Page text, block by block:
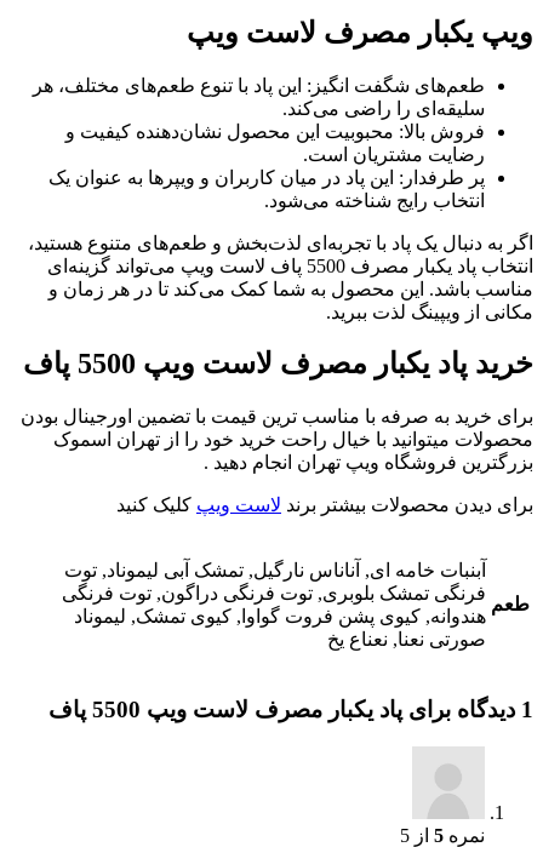
یکبار مصرف لاست ویپ
طعم‌های شگفت انگیز: این پاد با تنوع طعم‌های مختلف، هر
سلیقه‌ای را راضی می‌کند.
فروش بالا: محبوبیت این محصول نشان‌دهنده کیفیت و
رضایت مشتریان است.
پر طرفدار: این پاد در میان کاربران و ویپرها به عنوان یک
انتخاب رایج شناخته می‌شود.
به دنبال یک پاد با تجربه‌ای لذت‌بخش و طعم‌های متنوع هستید،
انتخاب پاد یکبار مصرف 5500 پاف لاست ویپ می‌تواند گزینه‌ای
باشد. این محصول به شما کمک می‌کند تا در هر زمان و
از ویپینگ لذت ببرید.
پاد یکبار مصرف لاست ویپ 5500 پاف
خرید به صرفه با مناسب ترین قیمت با تضمین اورجینال بودن
میتوانید با خیال راحت خرید خود را از تهران اسموک
فروشگاه ویپ تهران انجام دهید .
دیدن محصولات بیشتر برند لاست ویپ کلیک کنید
آبنبات خامه ای, آناناس نارگیل, تمشک آبی لیموناد, توت
فرنگی تمشک بلوبری, توت فرنگی دراگون, توت فرنگی
هندوانه, کیوی پشن فروت گواوا, کیوی تمشک, لیموناد
صورتی نعنا, نعناع یخ
پاد یکبار مصرف لاست ویپ 5500 پاف
نمره5از 5